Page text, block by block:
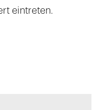
eintreten.